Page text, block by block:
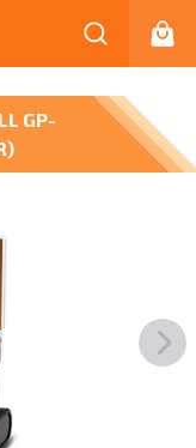
GP-